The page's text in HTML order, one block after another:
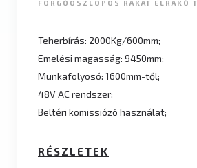
FORGÓOSZLOPOS RAKAT ELRAKÓ
Teherbírás: 2000Kg/600mm;
Emelési magasság: 9450mm;
Munkafolyosó: 1600mm-től;
48V AC rendszer;
Beltéri komissiózó használat;
RÉSZLETEK